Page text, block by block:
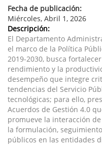
Fecha de publicación:
Miércoles, Abril 1, 2026
Descripción:
El Departamento
el marco de la Política
2019-2030, busca
rendimiento y la
desempeño que integre
tendencias del Servicio
tecnológicas; para ello,
Acuerdos de Gestión 4.0
promueve la interacción
la formulación,
públicos en las entidades